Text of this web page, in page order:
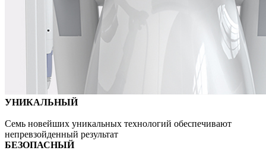
УНИКАЛЬНЫЙ
Семь новейших уникальных технологий обеспечивают
непревзойденный результат
БЕЗОПАСНЫЙ